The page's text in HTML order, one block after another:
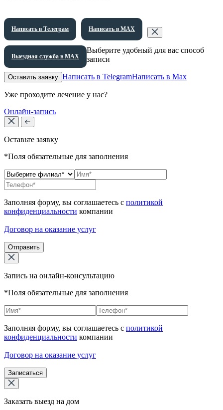
Написать в Телеграм Написать в МАХ
Выездная служба в МАХ
Выберите удобный для вас способ
записи
Оставить заявку Написать в TelegramНаписать в Max
Уже проходите лечение у нас?
Онлайн-запись
Оставьте заявку
*Поля обязательные для заполнения
Заполняя форму, вы соглашаетесь с политикой
конфиденциальности компании
Договор на оказание услуг
Отправить
Запись на онлайн-консультацию
*Поля обязательные для заполнения
Заполняя форму, вы соглашаетесь с политикой
конфиденциальности компании
Договор на оказание услуг
Записаться
Заказать выезд на дом